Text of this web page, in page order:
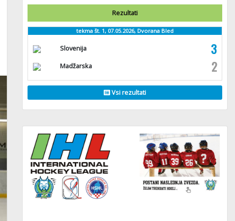
Rezultati
tekma št. 1, 07.05.2026, Dvorana Bled
Slovenija 3
Madžarska 2
Vsi rezultati